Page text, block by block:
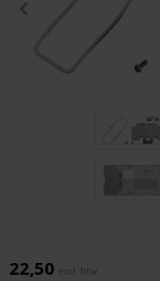
22,50